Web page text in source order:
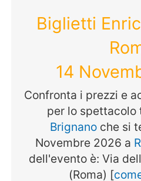
Biglietti
14
Confronta i prezzi e
per lo spettacolo
Brignanoche si
Novembre 2026 a
dell'evento è: Via
(Roma) [